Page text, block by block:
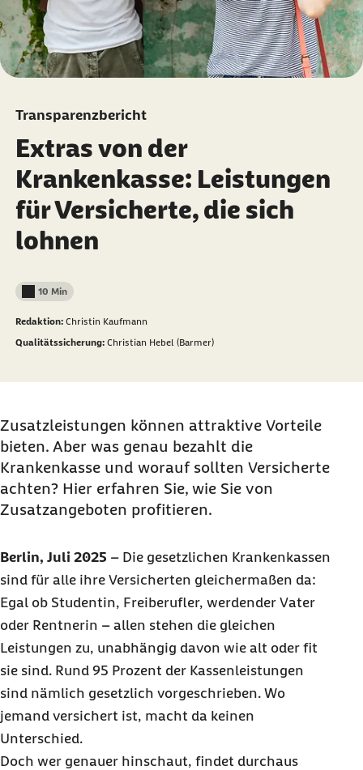
Transparenzbericht
Extras von der
Krankenkasse: Leistungen
für Versicherte, die sich
lohnen
Lesedauer weniger als
10 Min
Redaktion: Christin Kaufmann
Qualitätssicherung: Christian Hebel (Barmer)
Zusatzleistungen können attraktive Vorteile
bieten. Aber was genau bezahlt die
Krankenkasse und worauf sollten Versicherte
achten? Hier erfahren Sie, wie Sie von
Zusatzangeboten profitieren.
Berlin, Juli 2025 – Die gesetzlichen Krankenkassen
sind für alle ihre Versicherten gleichermaßen da:
Egal ob Studentin, Freiberufler, werdender Vater
oder Rentnerin – allen stehen die gleichen
Leistungen zu, unabhängig davon wie alt oder fit
sie sind. Rund 95 Prozent der Kassenleistungen
sind nämlich gesetzlich vorgeschrieben. Wo
jemand versichert ist, macht da keinen
Unterschied.
Doch wer genauer hinschaut, findet durchaus